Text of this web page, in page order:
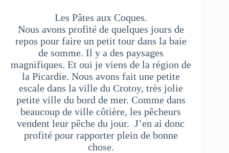
Les Pâtes aux Coques.
Nous avons profité de quelques jours de
repos pour faire un petit tour dans la baie
de somme. Il y a des paysages
magnifiques. Et oui je viens de la région de
la Picardie. Nous avons fait une petite
escale dans la ville du Crotoy, très jolie
petite ville du bord de mer. Comme dans
beaucoup de ville côtière, les pêcheurs
vendent leur pêche du jour. J’en ai donc
profité pour rapporter plein de bonne
chose.